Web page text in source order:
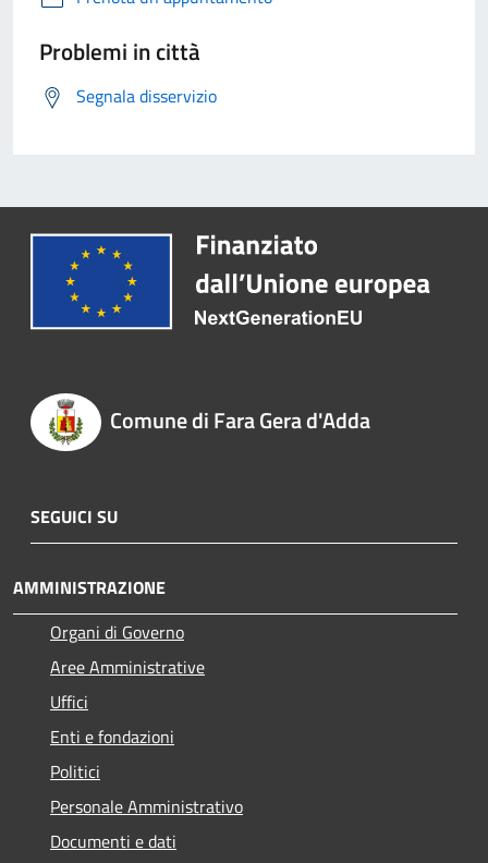
Problemi in città
Segnala disservizio
Comune di Fara Gera d'Adda
SEGUICI SU
AMMINISTRAZIONE
Organi di Governo
Aree Amministrative
Uffici
Enti e fondazioni
Politici
Personale Amministrativo
Documenti e dati